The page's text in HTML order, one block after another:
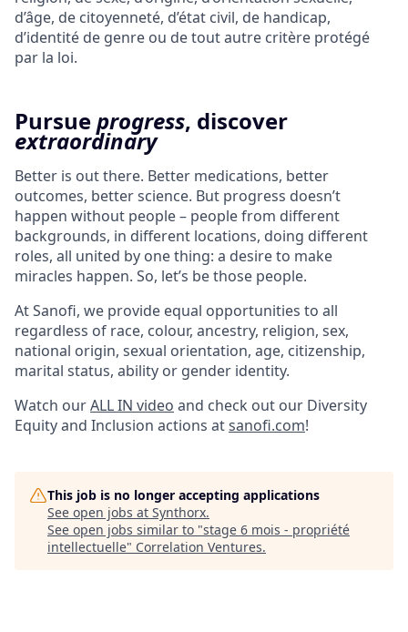
d’âge, de citoyenneté, d’état civil, de handicap,
d’identité de genre ou de tout autre critère protégé
par la loi.
Pursueprogress, discover
extraordinary
Better is out there. Better medications, better
outcomes, better science. But progress doesn’t
happen without people – people from different
backgrounds, in different locations, doing different
roles, all united by one thing: a desire to make
miracles happen. So, let’s be those people.
At Sanofi, we provide equal opportunities to all
regardless of race, colour, ancestry, religion, sex,
national origin, sexual orientation, age, citizenship,
marital status, ability or gender identity.
Watch ourALL IN video and check out our Diversity
Equity and Inclusion actions atsanofi.com!
This job is no longer accepting applications
See open jobs at Synthorx.
See open jobs similar to "stage 6 mois - propriété
intellectuelle" Correlation Ventures.